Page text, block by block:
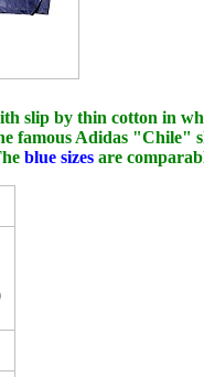
slip by thin cotton in
famous Adidas "Chile"
blue sizes are